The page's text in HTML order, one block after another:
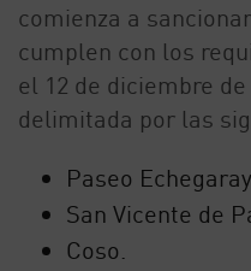
comienza a
cumplen con los
el 12 de diciembre
delimitada por las
Paseo
San Vicente de
Coso.